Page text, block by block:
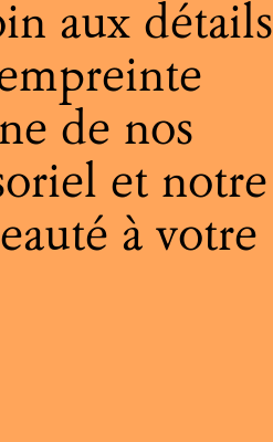
aux détails
de nos
et notre
à votre